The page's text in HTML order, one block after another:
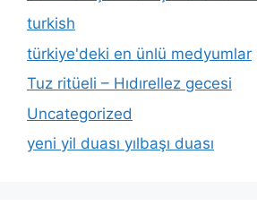
turkish
türkiye'deki en ünlü medyumlar
Tuz ritüeli – Hıdırellez gecesi
Uncategorized
yeni yil duası yılbaşı duası